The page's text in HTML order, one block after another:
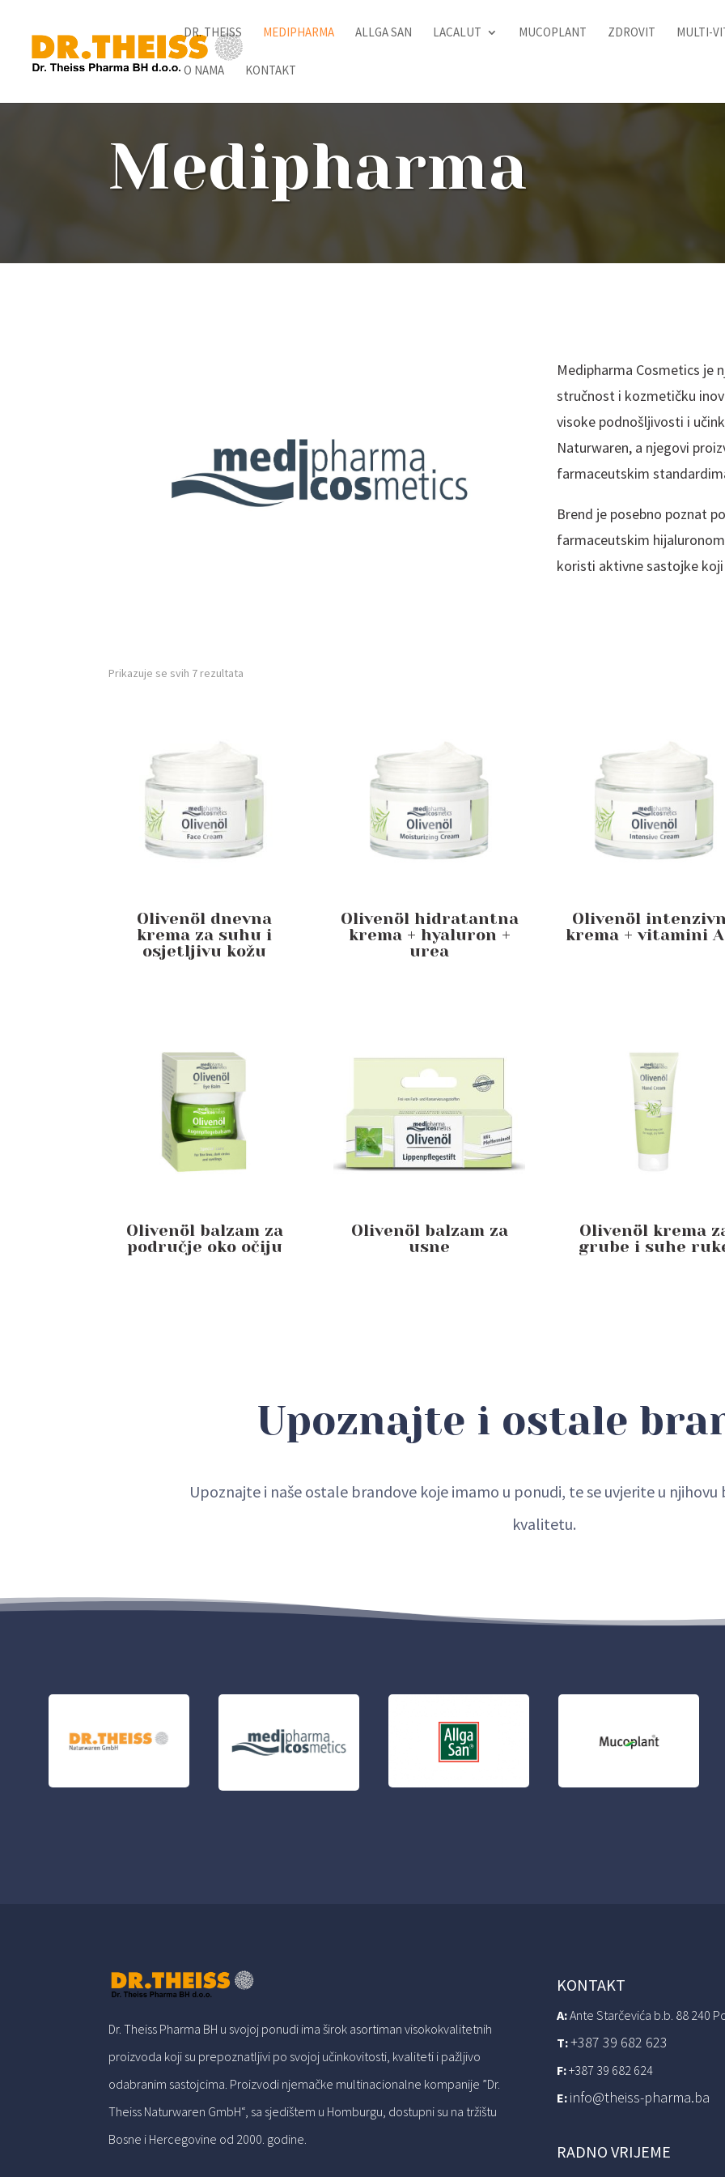
DR. THEISS MEDIPHARMA ALLGA SAN LACALUT MUCOPLANT ZDROVIT MULTI-
O NAMA KONTAKT
Medipharma
Medipharma Cosmetics je
stručnost i kozmetičku
visoke podnošljivosti i
Naturwaren, a njegovi
farmaceutskim
Brend je posebno poznat
farmaceutskim
koristi aktivne sastojke
Prikazuje se svih 7 rezultata
Olivenöl dnevna
krema za suhu i
osjetljivu kožu
Olivenöl hidratantna
krema + hyaluron +
urea
Olivenöl
krema + vitamini
Olivenöl balzam za
područje oko očiju
Olivenöl balzam za
usne
Olivenöl krema
grube i suhe
Upoznajte i ostale
Upoznajte i naše ostale brandove koje imamo u ponudi, te se uvjerite u
kvalitetu.
Dr. Theiss Pharma BH u svojoj ponudi ima širok asortiman visokokvalitetnih
proizvoda koji su prepoznatljivi po svojoj učinkovitosti, kvaliteti i pažljivo
odabranim sastojcima. Proizvodi njemačke multinacionalne kompanije ”Dr.
Theiss Naturwaren GmbH“, sa sjedištem u Homburgu, dostupni su na tržištu
Bosne i Hercegovine od 2000. godine.
KONTAKT
A:Ante Starčevića b.b. 88 240
T:+387 39 682 623
F:+387 39 682 624
E: info@theiss-pharma.ba
RADNO VRIJEME